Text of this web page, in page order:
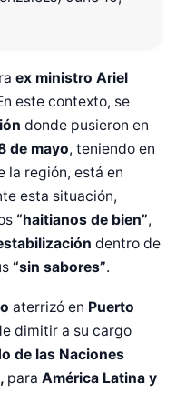
ex ministro Ariel
este contexto, se
donde pusieron en
de mayo, teniendo en
la región, está en
esta situación,
“haitianos de bien”,
dentro de
“sin sabores”.
aterrizó en Puerto
dimitir a su cargo
de las Naciones
para América Latina y
Diseñado por Shiro